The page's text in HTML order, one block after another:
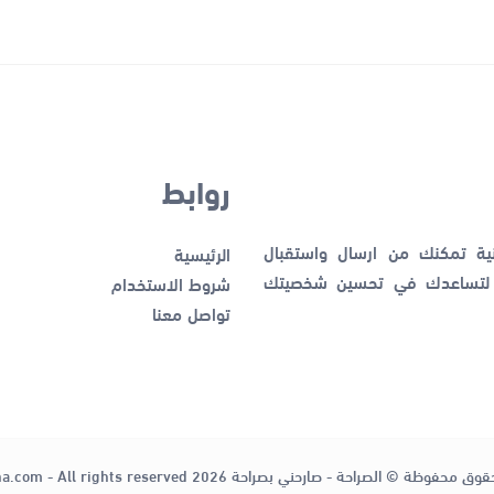
تمكنك من ارسال واستقبال
لتساعدك في تحسين شخصيتك
روابط
الرئيسية
شروط الاستخدام
تواصل معنا
محفوظة © الصراحة - صارحني بصراحة 2026 - All rights reserved